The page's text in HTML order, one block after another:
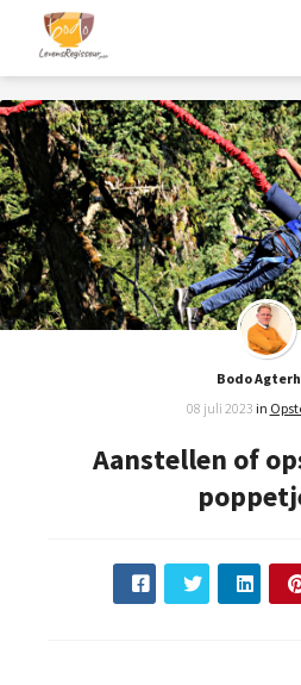
Bodo
08 juli 2023 in
Aanstellen of